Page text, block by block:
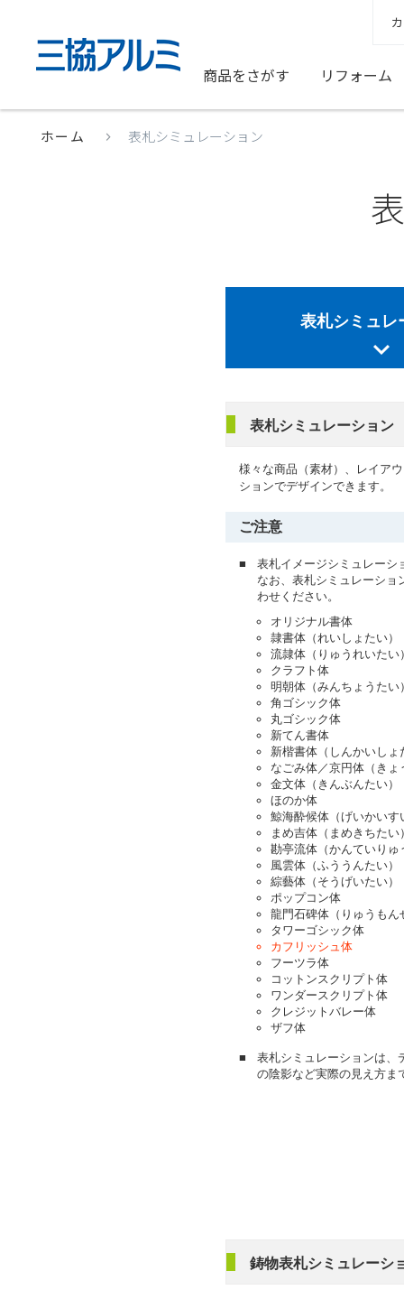
商品をさがす リフォーム
ホーム 表札シミュレーション
表札シミュレ
表札シミュレーション
様々な商品（素材）、レイア
ションでデザインできます。
ご注意
■
表札イメージシミュレーシ
なお、表札シミュレーショ
わせください。
オリジナル書体
隷書体（れいしょたい）
流隷体（りゅうれいたい
クラフト体
明朝体（みんちょうたい
角ゴシック体
丸ゴシック体
新てん書体
新楷書体（しんかいしょ
なごみ体／京円体（きょ
金文体（きんぶんたい）
ほのか体
鯨海酔候体（げいかいす
まめ吉体（まめきちたい
勘亭流体（かんていりゅ
風雲体（ふううんたい）
綜藝体（そうげいたい）
ポップコン体
龍門石碑体（りゅうもん
タワーゴシック体
カフリッシュ体
フーツラ体
コットンスクリプト体
ワンダースクリプト体
クレジットバレー体
ザフ体
■
表札シミュレーションは、
の陰影など実際の見え方ま
鋳物表札シミュレーシ